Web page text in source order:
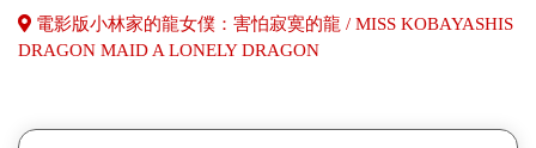
電影版小林家的龍女僕：害怕寂寞的龍 / MISS KOBAYASHIS
DRAGON MAID A LONELY DRAGON